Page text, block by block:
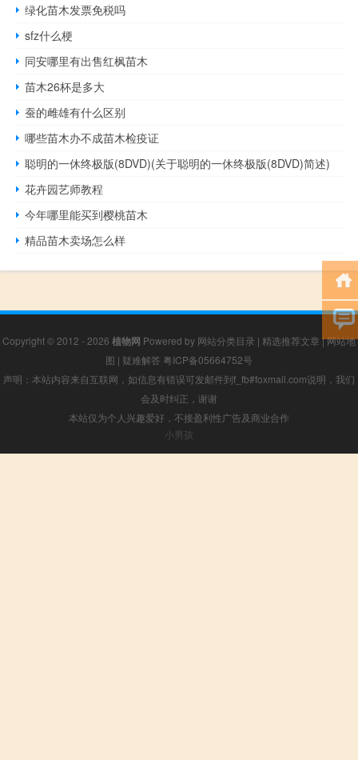
绿化苗木发票免税吗
sfz什么梗
同安哪里有出售红枫苗木
苗木26杯是多大
蚕的雌雄有什么区别
哪些苗木办不成苗木检疫证
聪明的一休终极版(8DVD)(关于聪明的一休终极版(8DVD)简述)
花卉园艺师教程
今年哪里能买到樱桃苗木
精品苗木卖场怎么样
Copyright © 2012 - 2026 植物网 Powered by 网站分类目录 | 精选推荐文章 |网站地
图 | 疑难解答 粤ICP备05664752号
声明：本站内容来自互联网，如信息有错误可发邮件到f_fb#foxmail.com说明，我们
会及时纠正，谢谢
本站仅为个人兴趣爱好，不接盈利性广告及商业合作
小男孩